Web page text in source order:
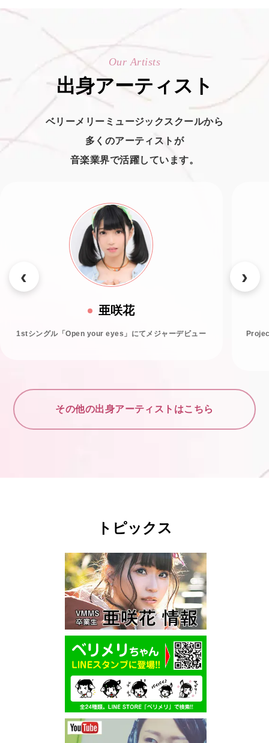
Our Artists
出身アーティスト
ベリーメリーミュージックスクールから
多くのアーティストが
音楽業界で活躍しています。
亜咲花
1stシングル「Open your eyes」にてメジャーデビュー
その他の出身アーティストはこちら
トピックス